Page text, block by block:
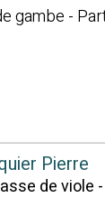
gambe -
Pierre
de viole